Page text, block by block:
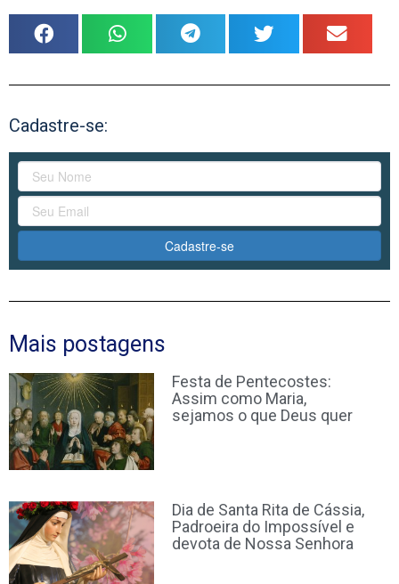
Cadastre-se:
Cadastre-se
Mais postagens
Festa de Pentecostes:
Assim como Maria,
sejamos o que Deus quer
Dia de Santa Rita de Cássia,
Padroeira do Impossível e
devota de Nossa Senhora